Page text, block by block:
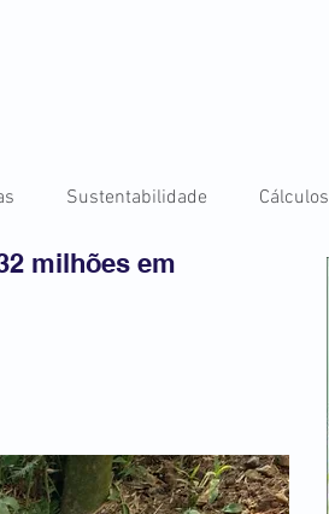
Sustentabilidade Cálculos
milhões em